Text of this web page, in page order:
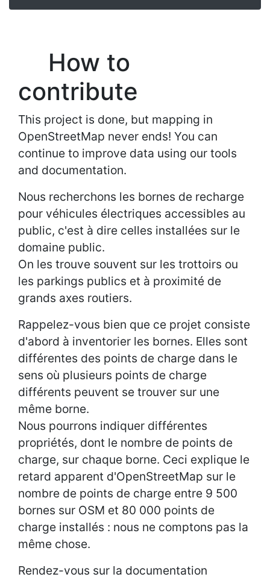
How to
contribute
This project is done, but mapping in
OpenStreetMap never ends! You can
continue to improve data using our tools
and documentation.
Nous recherchons les bornes de recharge
pour véhicules électriques accessibles au
public, c'est à dire celles installées sur le
domaine public.
On les trouve souvent sur les trottoirs ou
les parkings publics et à proximité de
grands axes routiers.
Rappelez-vous bien que ce projet consiste
d'abord à inventorier les bornes. Elles sont
différentes des points de charge dans le
sens où plusieurs points de charge
différents peuvent se trouver sur une
même borne.
Nous pourrons indiquer différentes
propriétés, dont le nombre de points de
charge, sur chaque borne. Ceci explique le
retard apparent d'OpenStreetMap sur le
nombre de points de charge entre 9 500
bornes sur OSM et 80 000 points de
charge installés : nous ne comptons pas la
même chose.
Rendez-vous sur la documentation